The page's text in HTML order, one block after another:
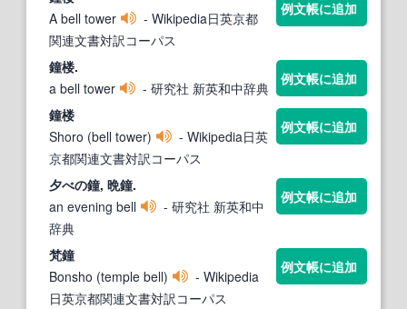
A bell tower
- Wikipedia日英京都
関連文書対訳コーパス
例文帳に追加
鐘楼.
a bell tower
- 研究社 新英和中辞典
例文帳に追加
鐘楼
Shoro (bell tower)
- Wikipedia日英
京都関連文書対訳コーパス
例文帳に追加
夕べの鐘, 晩鐘.
an evening bell
- 研究社 新英和中
辞典
例文帳に追加
梵鐘
Bonsho (temple bell)
- Wikipedia
日英京都関連文書対訳コーパス
例文帳に追加